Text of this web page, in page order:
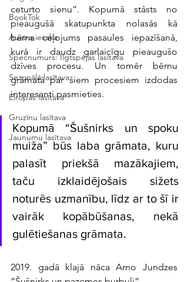
BookTok
Austra iesaka
Specnumurs: Ilgtspējas lasītava
Sezonālā lasītava
Eiropas lasītava
Gruzīnu lasītava
Jaunumu lasītava
ceturto sienu”. Kopumā stāsts no
pieaugušā skatupunkta nolasās kā
bērna ceļojums pasaules iepazīšanā,
kurā ir daudz garlaicīgu pieaugušo
dzīves procesu. Un tomēr bērnu
grāmatā par šiem procesiem izdodas
interesanti pasmieties.
Kopumā “Šušnirks un spoku
muiža” būs laba grāmata, kuru
palasīt priekšā mazākajiem,
taču izklaidējošais sižets
noturēs uzmanību, līdz ar to šī ir
vairāk kopābūšanas, nekā
gulētiešanas grāmata.
2019. gadā klajā nāca Arno Jundzes